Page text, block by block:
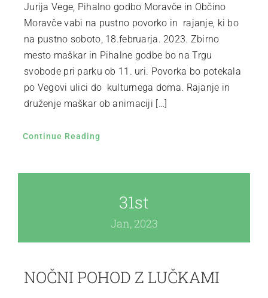
Jurija Vege, Pihalno godbo Moravče in Občino
Moravče vabi na pustno povorko in rajanje, ki bo
na pustno soboto, 18.februarja. 2023. Zbirno
mesto maškar in Pihalne godbe bo na Trgu
svobode pri parku ob 11. uri. Povorka bo potekala
po Vegovi ulici do kulturnega doma. Rajanje in
druženje maškar ob animaciji […]
Continue Reading
31st
Jan, 2023
NOČNI POHOD Z LUČKAMI